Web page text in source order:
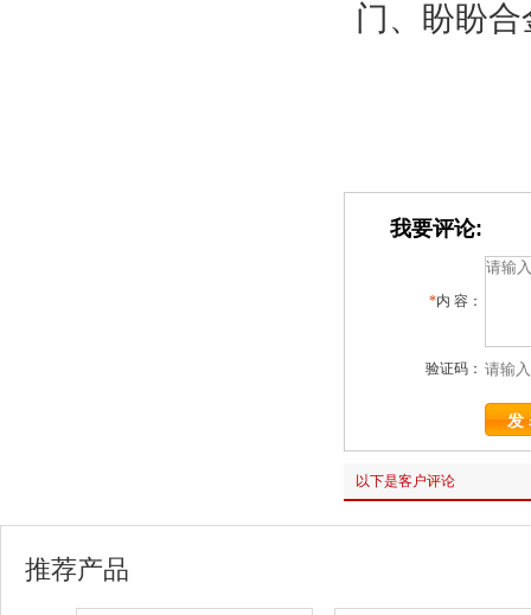
门、盼盼
我要评论:
*内 容：
验证码：
以下是客户评论
推荐产品